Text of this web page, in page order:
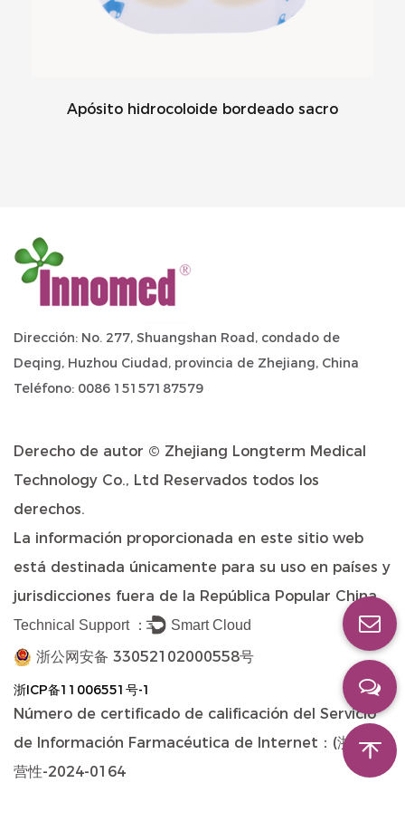
Apósito hidrocoloide bordeado sacro
Dirección: No. 277, Shuangshan Road, condado de
Deqing, Huzhou Ciudad, provincia de Zhejiang, China
Teléfono: 0086 15157187579
Derecho de autor © Zhejiang Longterm Medical
Technology Co., Ltd Reservados todos los
derechos.
La información proporcionada en este sitio web
está destinada únicamente para su uso en países y
jurisdicciones fuera de la República Popular China.
Technical Support ： Smart Cloud
浙公网安备 33052102000558号
浙ICP备11006551号-1
Número de certificado de calificación del Servicio
de Información Farmacéutica de Internet：(浙)-非经
营性-2024-0164